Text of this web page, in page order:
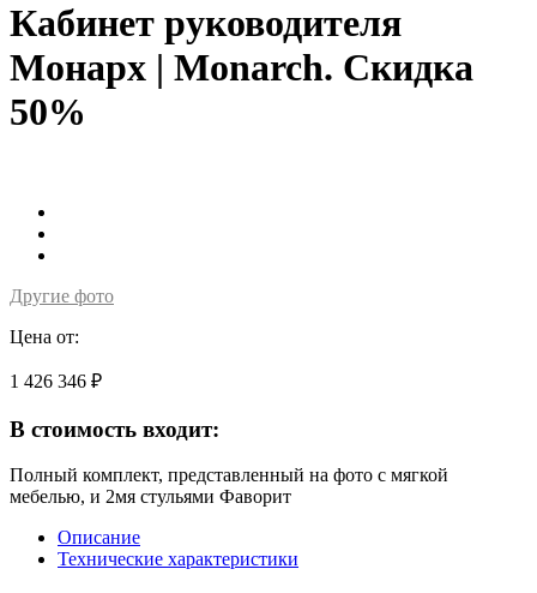
Кабинет руководителя
Монарх | Monarch. Скидка
50%
Другие фото
Цена от:
1 426 346 ₽
В стоимость входит:
Полный комплект, представленный на фото с мягкой
мебелью, и 2мя стульями Фаворит
Описание
Технические характеристики